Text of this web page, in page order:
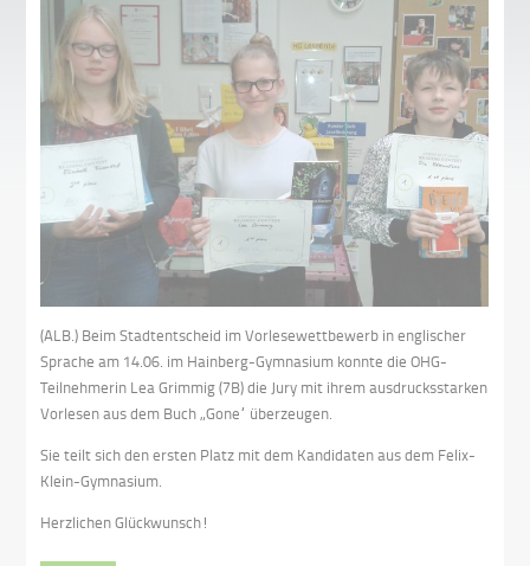
(ALB.) Beim Stadtentscheid im Vorlesewettbewerb in englischer
Sprache am 14.06. im Hainberg-Gymnasium konnte die OHG-
Teilnehmerin Lea Grimmig (7B) die Jury mit ihrem ausdrucksstarken
Vorlesen aus dem Buch „Gone“ überzeugen.
Sie teilt sich den ersten Platz mit dem Kandidaten aus dem Felix-
Klein-Gymnasium.
Herzlichen Glückwunsch!